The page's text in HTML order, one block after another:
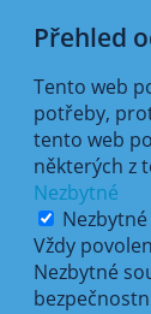
Přehled
Tento web
potřeby,
tento web
některých z
Nezbytné
Nezbytné
Vždy
Nezbytné